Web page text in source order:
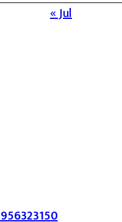
« Jul
/ ईमेल :-